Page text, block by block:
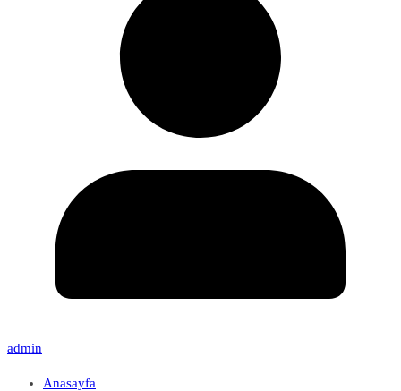
admin
Anasayfa